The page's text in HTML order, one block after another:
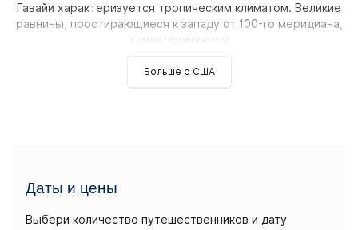
Гавайи характеризуется тропическим климатом. Великие
равнины, простирающиеся к западу от 100-го меридиана,
характеризуются
Больше о США
Даты и цены
Выбери количество путешественников и дату